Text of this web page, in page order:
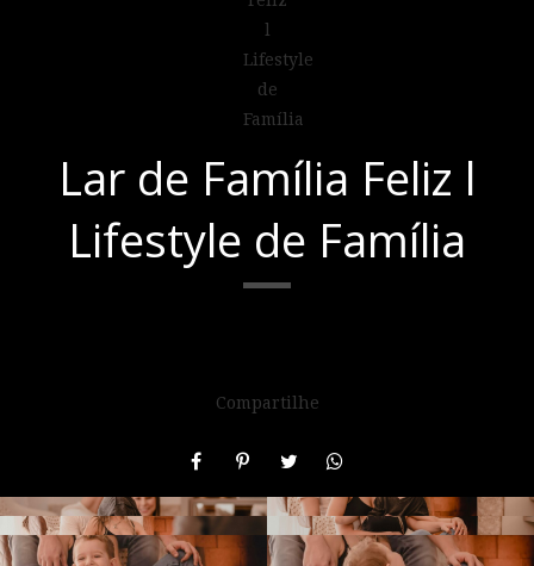
Lar de Família Feliz l
Lifestyle de Família
Compartilhe